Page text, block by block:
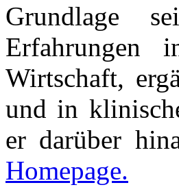
Grundlage
Erfahrungen
Wirtschaft,
und in
er darüber
Homepage.